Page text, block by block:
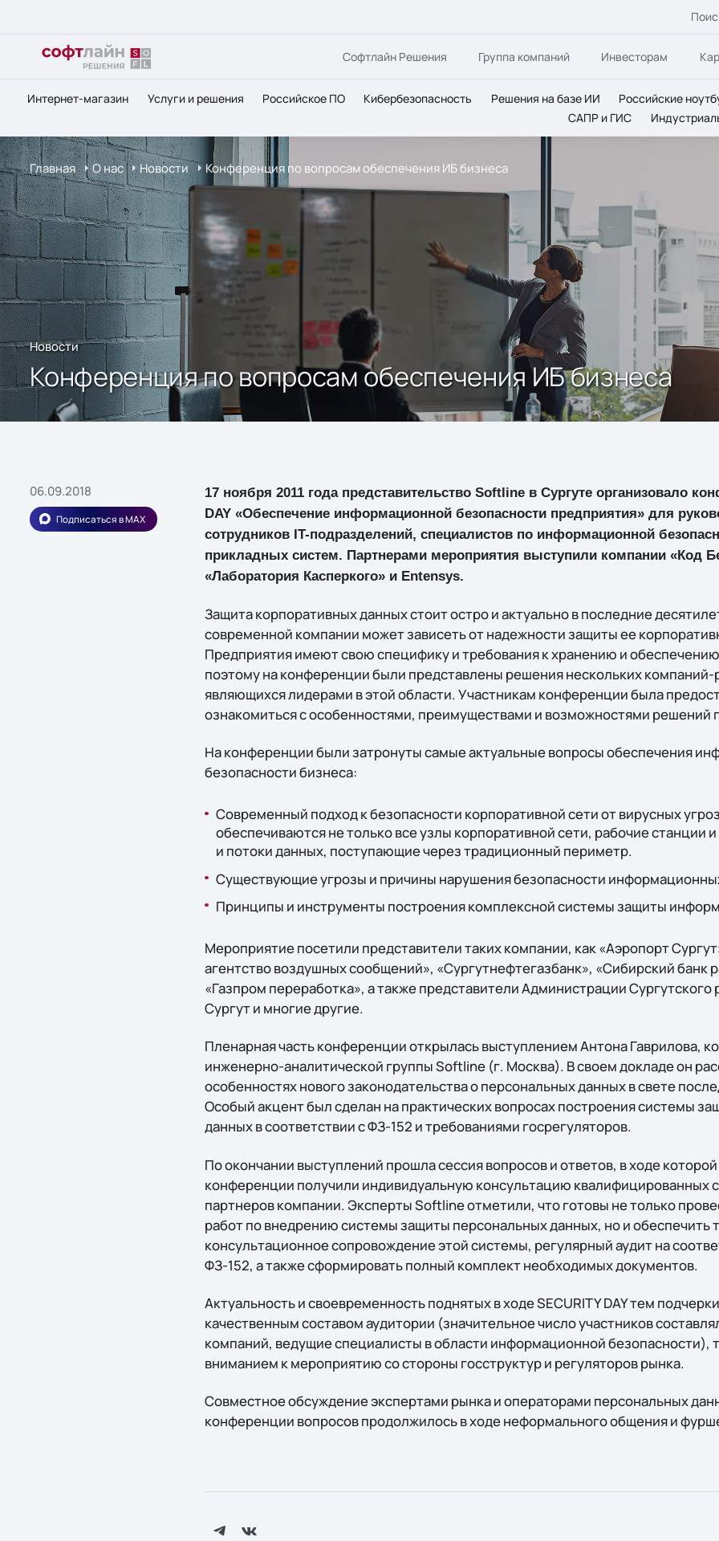
Софтлайн Решения Группа компаний Инвесторам
Интернет-магазин Услуги и решения Российское ПО Кибербезопасность Решения на базе ИИ Российские
САПР и ГИС
Главная О нас Новости Конференция по вопросам обеспечения ИБ бизнеса
Новости
Конференция по вопросам обеспечения ИБ бизнеса
06.09.2018
Подписаться в MAX
17 ноября 2011 года представительство Softline в Сургуте организовало
DAY «Обеспечение информационной безопасности предприятия» для
сотрудников IT-подразделений, специалистов по информационной
прикладных систем. Партнерами мероприятия выступили компании «Код
«Лаборатория Касперкого» и Entensys.
Защита корпоративных данных стоит остро и актуально в последние
современной компании может зависеть от надежности защиты ее
Предприятия имеют свою специфику и требования к хранению и
поэтому на конференции были представлены решения нескольких компаний-
являющихся лидерами в этой области. Участникам конференции была
ознакомиться с особенностями, преимуществами и возможностями решений
На конференции были затронуты самые актуальные вопросы обеспечения
безопасности бизнеса:
Современный подход к безопасности корпоративной сети от вирусных
обеспечиваются не только все узлы корпоративной сети, рабочие станции
и потоки данных, поступающие через традиционный периметр.
Существующие угрозы и причины нарушения безопасности
Принципы и инструменты построения комплексной системы защиты
Мероприятие посетили представители таких компании, как «Аэропорт
агентство воздушных сообщений», «Сургутнефтегазбанк», «Сибирский банк
«Газпром переработка», а также представители Администрации Сургутского
Сургут и многие другие.
Пленарная часть конференции открылась выступлением Антона Гаврилова,
инженерно-аналитической группы Softline (г. Москва). В своем докладе он
особенностях нового законодательства о персональных данных в свете
Особый акцент был сделан на практических вопросах построения системы
данных в соответствии с ФЗ-152 и требованиями госрегуляторов.
По окончании выступлений прошла сессия вопросов и ответов, в ходе
конференции получили индивидуальную консультацию квалифицированных
партнеров компании. Эксперты Softline отметили, что готовы не только
работ по внедрению системы защиты персональных данных, но и обеспечить
консультационное сопровождение этой системы, регулярный аудит на
ФЗ-152, а также сформировать полный комплект необходимых документов.
Актуальность и своевременность поднятых в ходе SECURITY DAY тем
качественным составом аудитории (значительное число участников
компаний, ведущие специалисты в области информационной безопасности),
вниманием к мероприятию со стороны госструктур и регуляторов рынка.
Совместное обсуждение экспертами рынка и операторами персональных
конференции вопросов продолжилось в ходе неформального общения и